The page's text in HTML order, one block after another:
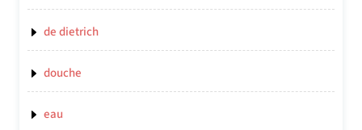
de dietrich
douche
eau